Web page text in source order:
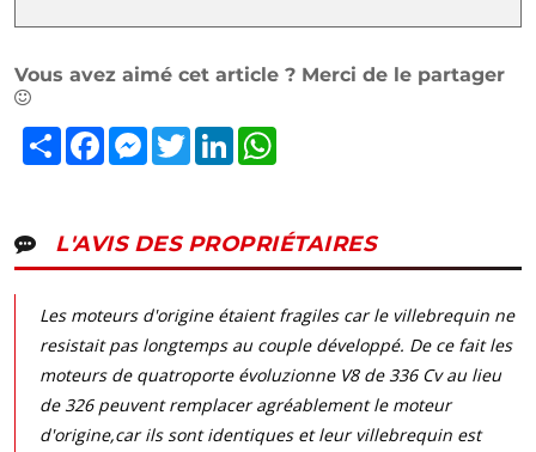
Vous avez aimé cet article ? Merci de le partager
PartagerFacebookMessenger
TwitterLinkedIn
L'AVIS DES PROPRIÉTAIRES
Les moteurs d'origine étaient fragiles car le villebrequin ne
resistait pas longtemps au couple développé. De ce fait les
moteurs de quatroporte évoluzionne V8 de 336 Cv au lieu
de 326 peuvent remplacer agréablement le moteur
d'origine,car ils sont identiques et leur villebrequin est